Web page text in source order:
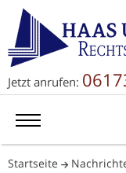
Jetzt anrufen:
Startseite